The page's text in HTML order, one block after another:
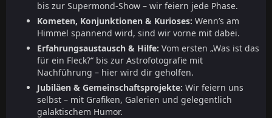
bis zur Supermond-Show – wir feiern jede Phase.
Kometen, Konjunktionen & Kurioses: Wenn’s am
Himmel spannend wird, sind wir vorne mit dabei.
Erfahrungsaustausch & Hilfe: Vom ersten „Was ist das
für ein Fleck?“ bis zur Astrofotografie mit
Nachführung – hier wird dir geholfen.
Jubiläen & Gemeinschaftsprojekte: Wir feiern uns
selbst – mit Grafiken, Galerien und gelegentlich
galaktischem Humor.